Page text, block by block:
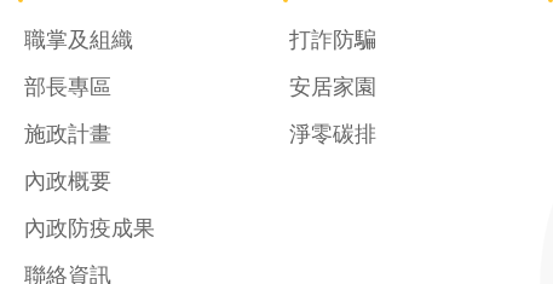
職掌及組織
部長專區
施政計畫
內政概要
內政防疫成果
聯絡資訊
打詐防騙
安居家園
淨零碳排